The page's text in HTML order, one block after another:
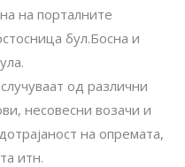
на порталните
бул.Босна и
од различни
несовесни возачи и
на опремата,
итн.